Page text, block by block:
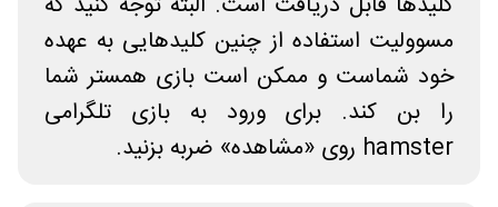
مسوولیت استفاده از چنین کلیدهایی به عهده
خود شماست و ممکن است بازی همستر شما
را بن کند. برای ورود به بازی تلگرامی
hamster روی «مشاهده» ضربه بزنید.